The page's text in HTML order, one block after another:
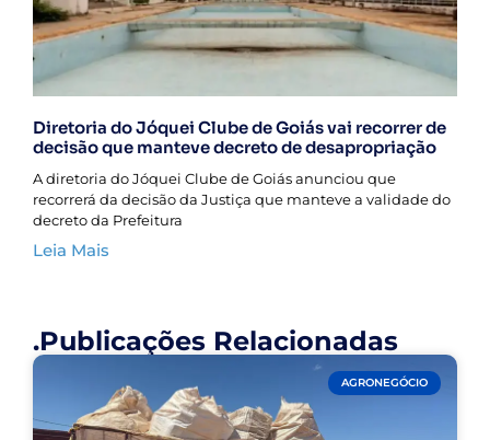
Diretoria do Jóquei Clube de Goiás vai recorrer de
decisão que manteve decreto de desapropriação
A diretoria do Jóquei Clube de Goiás anunciou que
recorrerá da decisão da Justiça que manteve a validade do
decreto da Prefeitura
Leia Mais
.Publicações Relacionadas
AGRONEGÓCIO